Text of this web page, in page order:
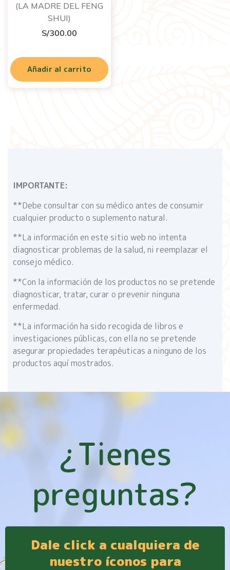
(LA MADRE DEL FENG
SHUI)
S/300.00
Añadir al carrito
IMPORTANTE:
**Debe consultar con su médico antes de consumir
cualquier producto o suplemento natural.
**La información en este sitio web no intenta
diagnosticar problemas de la salud, ni reemplazar el
consejo médico.
**Con la información de los productos no se pretende
diagnosticar, tratar, curar o prevenir ninguna
enfermedad.
**La información ha sido recogida de libros e
investigaciones públicas, con ella no se pretende
asegurar propiedades terapéuticas a ninguno de los
productos aquí mostrados.
¿Tienes
preguntas?
Dale click a cualquiera de
nuestro íconos para